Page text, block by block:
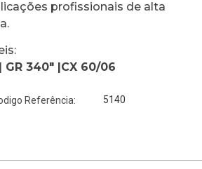
profissionais de alta
GR 340″ |CX 60/06
Referência: 5140